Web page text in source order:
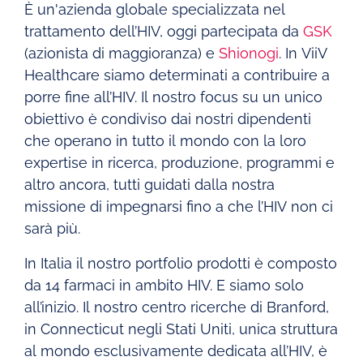
È un'azienda globale specializzata nel
trattamento dell’HIV, oggi partecipata da GSK
(azionista di maggioranza) e Shionogi. In ViiV
Healthcare siamo determinati a contribuire a
porre fine all’HIV. Il nostro focus su un unico
obiettivo è condiviso dai nostri dipendenti
che operano in tutto il mondo con la loro
expertise in ricerca, produzione, programmi e
altro ancora, tutti guidati dalla nostra
missione di impegnarsi fino a che l’HIV non ci
sarà più.
In Italia il nostro portfolio prodotti è composto
da 14 farmaci in ambito HIV. E siamo solo
all’inizio. Il nostro centro ricerche di Branford,
in Connecticut negli Stati Uniti, unica struttura
al mondo esclusivamente dedicata all’HIV, è